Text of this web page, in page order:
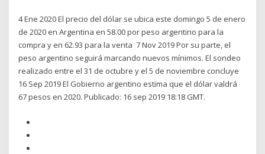
4 Ene 2020 El precio del dólar se ubica este domingo 5 de enero
de 2020 en Argentina en 58.00 por peso argentino para la
compra y en 62.93 para la venta 7 Nov 2019 Por su parte, el
peso argentino seguirá marcando nuevos mínimos. El sondeo
realizado entre el 31 de octubre y el 5 de noviembre concluye
16 Sep 2019 El Gobierno argentino estima que el dólar valdrá
67 pesos en 2020. Publicado: 16 sep 2019 18:18 GMT.